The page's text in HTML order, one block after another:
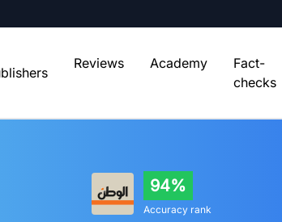
Reviews Academy
Fact-
checks
94%
Accuracy rank